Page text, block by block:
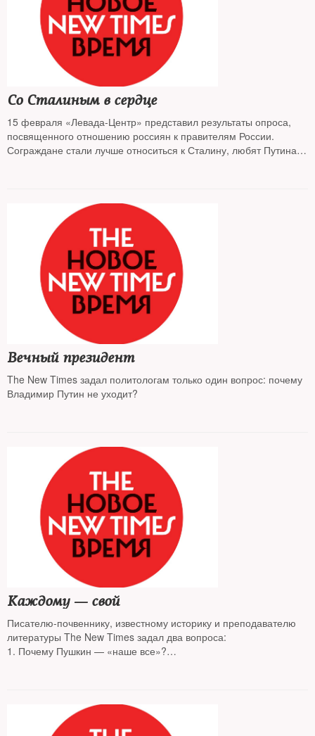
Со Сталиным в сердце
15 февраля «Левада-Центр» представил результаты опроса,
посвященного отношению россиян к правителям России.
Сограждане стали лучше относиться к Сталину, любят Путина и
Вечный президент
The New Times задал политологам только один вопрос: почему
Владимир Путин не уходит?
Каждому — свой
Писателю-почвеннику, известному историку и преподавателю
литературы The New Times задал два вопроса:
1. Почему Пушкин — «наше все»?